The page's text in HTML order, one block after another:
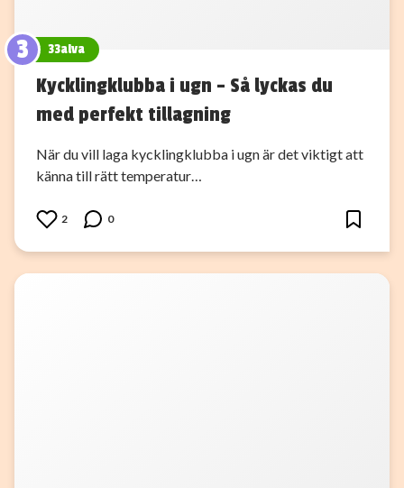
3 33alva
Kycklingklubba i ugn – Så lyckas du
med perfekt tillagning
När du vill laga kycklingklubba i ugn är det viktigt att
känna till rätt temperatur…
2 0